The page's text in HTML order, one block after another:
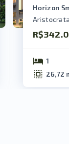
Horizon
1
26,72